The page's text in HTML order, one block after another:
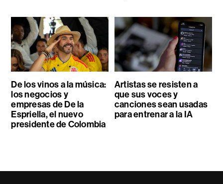
De los vinos a la música:
los negocios y
empresas de De la
Espriella, el nuevo
presidente de Colombia
Artistas se resisten a
que sus voces y
canciones sean usadas
para entrenar a la IA